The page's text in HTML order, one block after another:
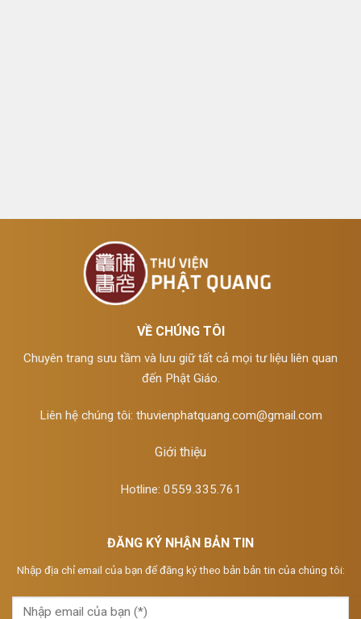
VỀ CHÚNG TÔI
Chuyên trang sưu tầm và lưu giữ tất cả mọi tư liệu liên quan
đến Phật Giáo.
Liên hệ chúng tôi: thuvienphatquang.com@gmail.com
Giới thiệu
Hotline: 0559.335.761
ĐĂNG KÝ NHẬN BẢN TIN
Nhập địa chỉ email của bạn để đăng ký theo bản bản tin của chúng tôi: